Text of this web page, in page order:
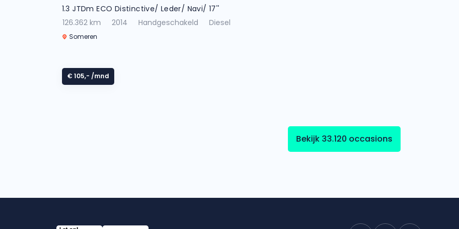
1.3 JTDm ECO Distinctive/ Leder/ Navi/ 17''
126.362 km
2014 Handgeschakeld Diesel
Someren
€ 105,- /mnd
Bekijk 33.120 occasions